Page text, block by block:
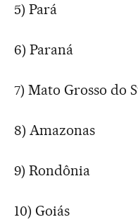
5) Pará
6) Paraná
7) Mato Grosso do
8) Amazonas
9) Rondônia
10) Goiás